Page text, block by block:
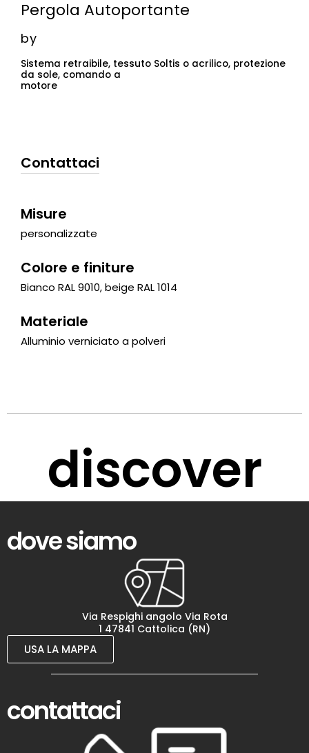
Pergola Autoportante
by
Sistema retraibile, tessuto Soltis o acrilico, protezione
da sole, comando a
motore
Contattaci
Misure
personalizzate
Colore e finiture
Bianco RAL 9010, beige RAL 1014
Materiale
Alluminio verniciato a polveri
discover
dove siamo
Via Respighi angolo Via Rota
1 47841 Cattolica (RN)
USA LA MAPPA
contattaci